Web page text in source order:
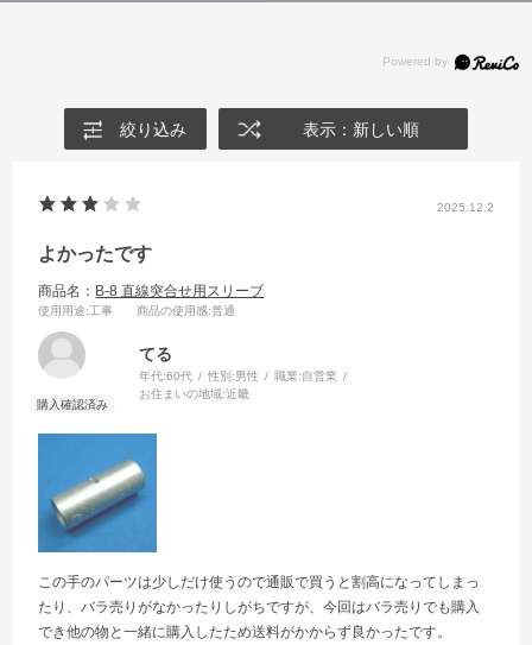
絞り込み 表示：新しい順
2025.12.2
よかったです
商品名： B-8 直線突合せ用スリーブ
使用用途:工事 商品の使用感:普通
てる
年代:60代 性別:男性 職業:自営業
お住まいの地域:近畿
この手のパーツは少しだけ使うので通販で買うと割高になってしまっ
たり、バラ売りがなかったりしがちですが、今回はバラ売りでも購入
でき他の物と一緒に購入したため送料がかからず良かったです。